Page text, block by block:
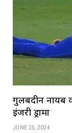
गुलबदीन नायब
इंजरी ड्रामा
JUNE 25, 2024